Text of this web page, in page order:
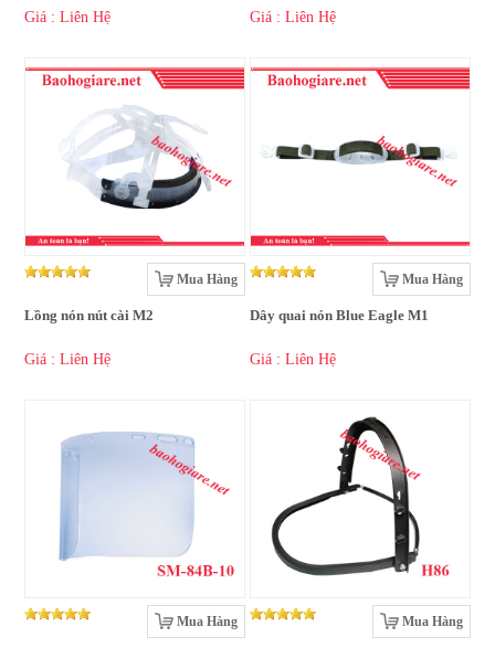
Giá : Liên Hệ Giá : Liên Hệ
Mua Hàng
Lồng nón nút cài M2
Giá : Liên Hệ
Mua Hàng
Dây quai nón Blue Eagle M1
Giá : Liên Hệ
Mua Hàng Mua Hàng